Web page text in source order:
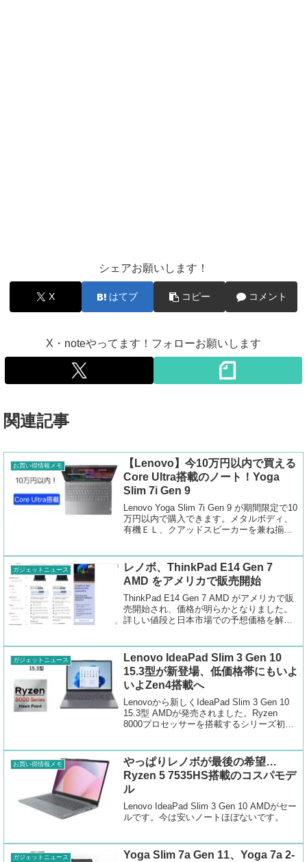
シェアお願いします！
X はてブ コピー コメント
X・noteやってます！フォローお願いします
関連記事
お買い得情報メモ
【Lenovo】今10万円以内で買える
Core Ultra搭載のノート！Yoga
Slim 7i Gen 9
Lenovo Yoga Slim 7i Gen 9 が期間限定で10
万円以内で購入できます。メタルボディ、
有機ＥＬ、クアッドスピーカーを兼ね揃え
ガジェットニュース
レノボ、ThinkPad E14 Gen 7
AMD をアメリカで販売開始
ThinkPad E14 Gen 7 AMD がアメリカで販
売開始され、価格が明らかとなりました。
詳しい値段と日本市場での予想価格を解説
ガジェットニュース
Lenovo IdeaPad Slim 3 Gen 10
15.3型が新登場、低価格帯にもいよ
いよZen4搭載へ
Lenovoから新しくIdeaPad Slim 3 Gen 10
15.3型 AMDが発売されました。Ryzen
8000プロセッサーを搭載するシリーズ初の
お買い得情報メモ
やっぱりレノボが最後の希望…
Ryzen 5 7535HS搭載のコスパモデ
ル
Lenovo IdeaPad Slim 3 Gen 10 AMDがセー
ルです。今は安いノートほぼないです。
ガジェットニュース
Yoga Slim 7a Gen 11、Yoga 7a 2-